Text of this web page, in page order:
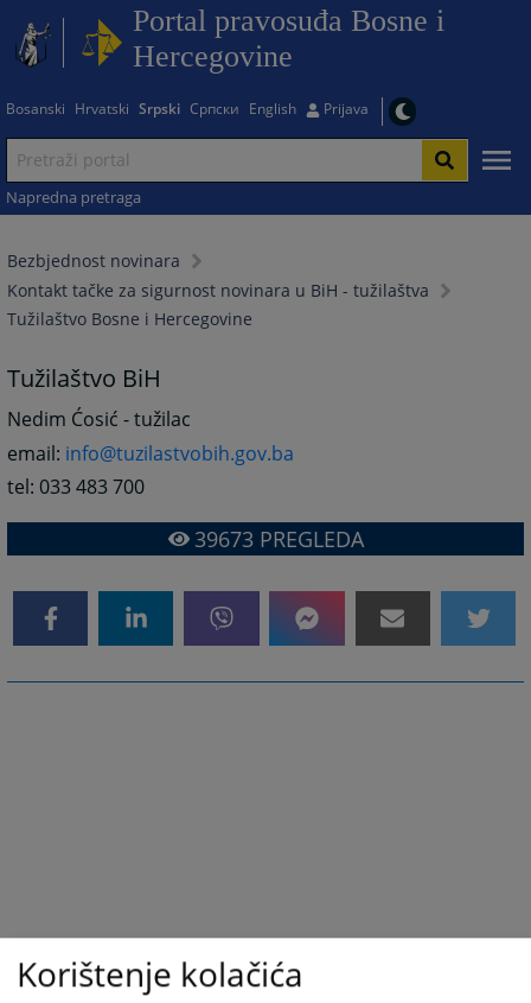
Portal pravosuđa Bosne i
Hercegovine
Bosanski Hrvatski Srpski Српски English Prijava
Napredna pretraga
Bezbjednost novinara
Kontakt tačke za sigurnost novinara u BiH - tužilaštva
Tužilaštvo Bosne i Hercegovine
Tužilaštvo BiH
Nedim Ćosić - tužilac
email: info@tuzilastvobih.gov.ba
tel: 033 483 700
39673PREGLEDA
Korištenje kolačića